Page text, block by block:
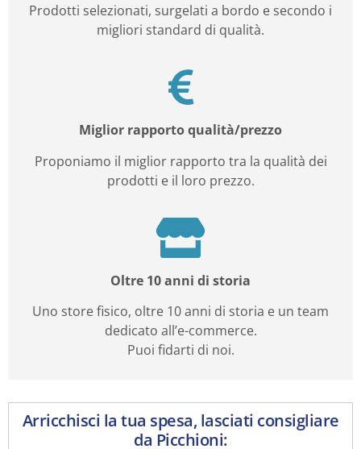
Prodotti selezionati, surgelati a bordo e secondo i
migliori standard di qualità.
Miglior rapporto qualità/prezzo
Proponiamo il miglior rapporto tra la qualità dei
prodotti e il loro prezzo.
Oltre 10 anni di storia
Uno store fisico, oltre 10 anni di storia e un team
dedicato all’e-commerce.
Puoi fidarti di noi.
Arricchisci la tua spesa, lasciati consigliare
da Picchioni: